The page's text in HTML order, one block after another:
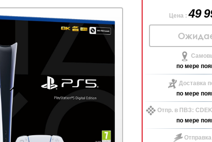
Цена :49
по мере
Доставка
по мере
Отпр. в ПВЗ:
по мере